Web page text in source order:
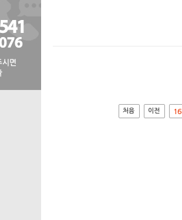
처음 이전